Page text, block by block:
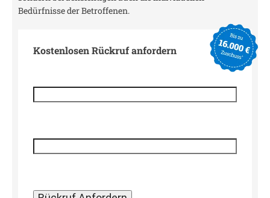
Bedürfnisse der Betroffenen.
Kostenlosen Rückruf anfordern